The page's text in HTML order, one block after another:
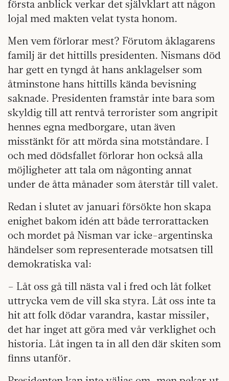
första anblick verkar det självklart att någon
lojal med makten velat tysta honom.
Men vem förlorar mest? Förutom åklagarens
familj är det hittills presidenten. Nismans död
har gett en tyngd åt hans anklagelser som
åtminstone hans hittills kända bevisning
saknade. Presidenten framstår inte bara som
skyldig till att rentvå terrorister som angripit
hennes egna medborgare, utan även
misstänkt för att mörda sina motståndare. I
och med dödsfallet förlorar hon också alla
möjligheter att tala om någonting annat
under de åtta månader som återstår till valet.
Redan i slutet av januari försökte hon skapa
enighet bakom idén att både terrorattacken
och mordet på Nisman var icke-argentinska
händelser som representerade motsatsen till
demokratiska val:
– Låt oss gå till nästa val i fred och låt folket
uttrycka vem de vill ska styra. Låt oss inte ta
hit att folk dödar varandra, kastar missiler,
det har inget att göra med vår verklighet och
historia. Låt ingen ta in all den där skiten som
finns utanför.